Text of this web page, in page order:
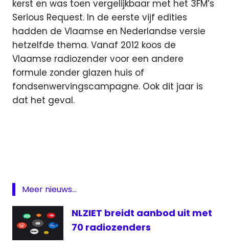
kerst en was toen vergelijkbaar met het 3FM’s
Serious Request. In de eerste vijf edities
hadden de Vlaamse en Nederlandse versie
hetzelfde thema. Vanaf 2012 koos de
Vlaamse radiozender voor een andere
formule zonder glazen huis of
fondsenwervingscampagne. Ook dit jaar is
dat het geval.
Week
Music
for
Life
Radio
Meer nieuws...
NLZIET breidt aanbod uit met
70 radiozenders